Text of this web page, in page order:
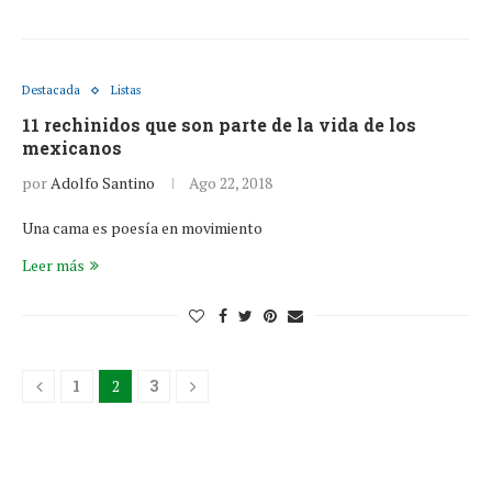
Destacada Listas
11 rechinidos que son parte de la vida de los
mexicanos
porAdolfo Santino Ago 22, 2018
Una cama es poesía en movimiento
Leer más
1 2 3